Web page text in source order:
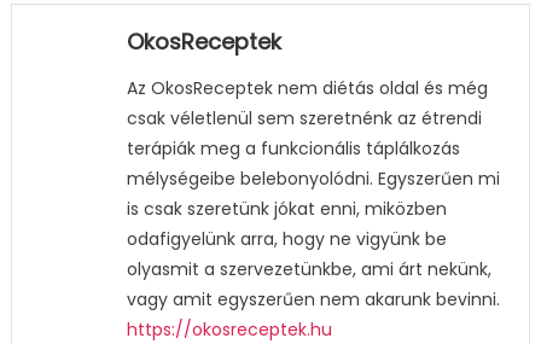
OkosReceptek
Az OkosReceptek nem diétás oldal és még
csak véletlenül sem szeretnénk az étrendi
terápiák meg a funkcionális táplálkozás
mélységeibe belebonyolódni. Egyszerűen mi
is csak szeretünk jókat enni, miközben
odafigyelünk arra, hogy ne vigyünk be
olyasmit a szervezetünkbe, ami árt nekünk,
vagy amit egyszerűen nem akarunk bevinni.
https://okosreceptek.hu